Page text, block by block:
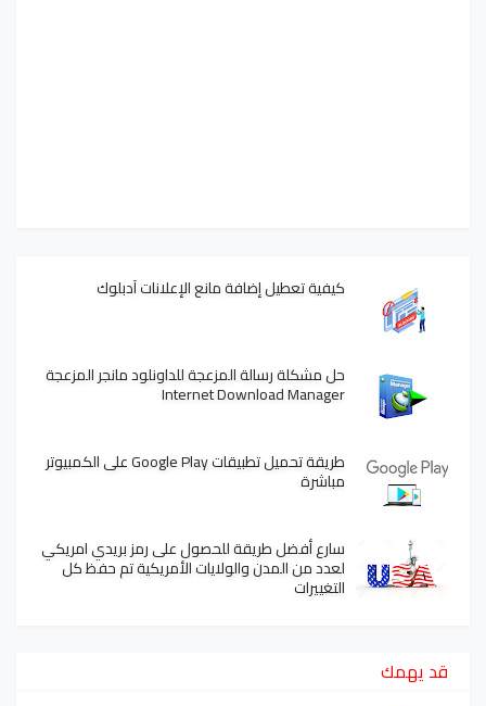
كيفية تعطيل إضافة مانع الإعلانات آدبلوك
حل مشكلة رسالة المزعجة للداونلود مانجر المزعجة
Internet Download Manager
طريقة تحميل تطبيقات Google Play على الكمبيوتر
مباشرة
سارع أفضل طريقة للحصول على رمز بريدي امريكي
لعدد من المدن والولايات الأمريكية تم حفظ كل
التغييرات
قد يهمك